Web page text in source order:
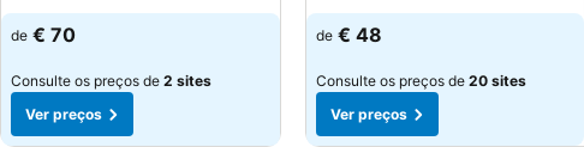
de € 70
Consulte os preços de 2 sites
Ver preços
de € 48
Consulte os preços de 20 sites
Ver preços